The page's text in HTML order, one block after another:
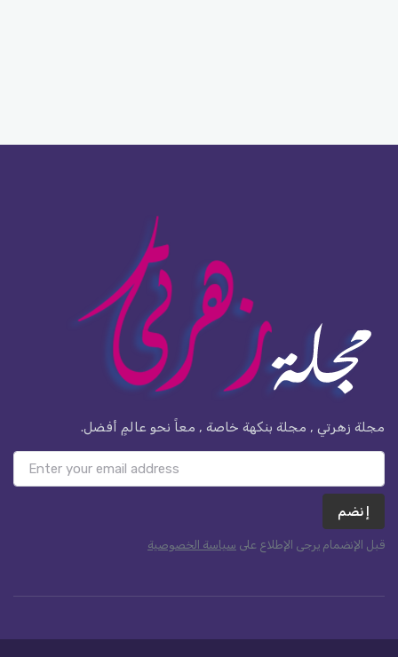
مجلة زهرتي , مجلة بنكهة خاصة , معاً نحو عالمٍ أفضل.
إنضم
قبل الإنضمام يرجى الإطلاع على سياسة الخصوصية